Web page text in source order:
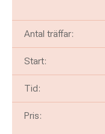
Antal träffar:
Start:
Tid:
Pris: